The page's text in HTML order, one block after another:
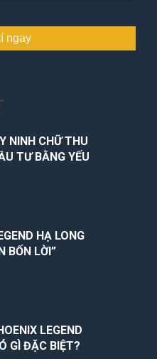
ngay
NINH CHỮ THU
TƯ BẰNG YẾU
HẠ LONG
BỐN LỜI”
LEGEND
GÌ ĐẶC BIỆT?